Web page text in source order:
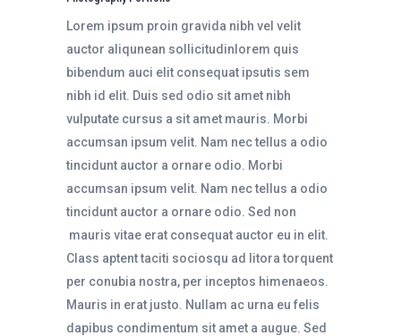
Lorem ipsum proin gravida nibh vel velit
auctor aliqunean sollicitudinlorem quis
bibendum auci elit consequat ipsutis sem
nibh id elit. Duis sed odio sit amet nibh
vulputate cursus a sit amet mauris. Morbi
accumsan ipsum velit. Nam nec tellus a odio
tincidunt auctor a ornare odio. Morbi
accumsan ipsum velit. Nam nec tellus a odio
tincidunt auctor a ornare odio. Sed non
mauris vitae erat consequat auctor eu in elit.
Class aptent taciti sociosqu ad litora torquent
per conubia nostra, per inceptos himenaeos.
Mauris in erat justo. Nullam ac urna eu felis
dapibus condimentum sit amet a augue. Sed